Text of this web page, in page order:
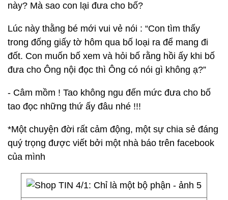
này? Mà sao con lại đưa cho bố?
Lúc này thằng bé mới vui vẻ nói : “Con tìm thấy
trong đống giấy tờ hôm qua bố loại ra để mang đi
đốt. Con muốn bố xem và hỏi bố rằng hồi ấy khi bố
đưa cho Ông nội đọc thì Ông có nói gì không ạ?”
- Câm mồm ! Tao không ngu đến mức đưa cho bố
tao đọc những thứ ấy đâu nhé !!!
*Một chuyện đời rất cảm động, một sự chia sẻ đáng
quý trọng được viết bởi một nhà báo trên facebook
của mình